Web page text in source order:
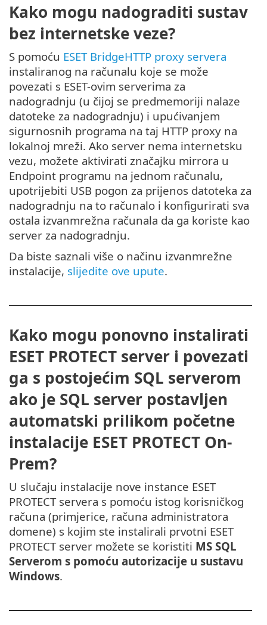
Kako mogu nadograditi sustav
bez internetske veze?
S pomoću ESET BridgeHTTP proxy servera
instaliranog na računalu koje se može
povezati s ESET-ovim serverima za
nadogradnju (u čijoj se predmemoriji nalaze
datoteke za nadogradnju) i upućivanjem
sigurnosnih programa na taj HTTP proxy na
lokalnoj mreži. Ako server nema internetsku
vezu, možete aktivirati značajku mirrora u
Endpoint programu na jednom računalu,
upotrijebiti USB pogon za prijenos datoteka za
nadogradnju na to računalo i konfigurirati sva
ostala izvanmrežna računala da ga koriste kao
server za nadogradnju.
Da biste saznali više o načinu izvanmrežne
instalacije, slijedite ove upute.
Kako mogu ponovno instalirati
ESET PROTECT server i povezati
ga s postojećim SQL serverom
ako je SQL server postavljen
automatski prilikom početne
instalacije ESET PROTECT On-
Prem?
U slučaju instalacije nove instance ESET
PROTECT servera s pomoću istog korisničkog
računa (primjerice, računa administratora
domene) s kojim ste instalirali prvotni ESET
PROTECT server možete se koristiti MS SQL
Serverom s pomoću autorizacije u sustavu
Windows.